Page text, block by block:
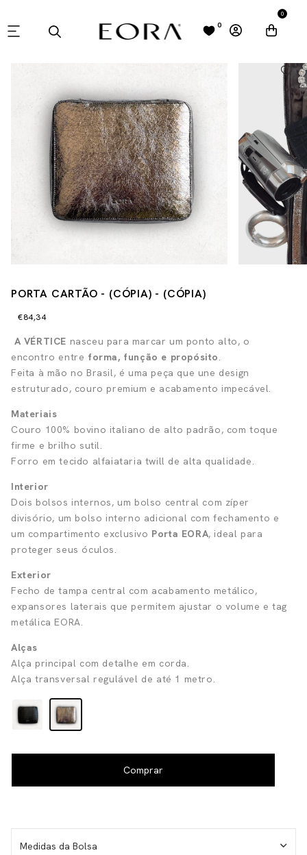
0
0
PORTA CARTÃO - (CÓPIA) - (CÓPIA)
€84,34
A VÉRTICE nasceu para marcar um ponto alto, o
encontro entre forma, função e propósito.
Feita à mão no Brasil, é uma peça que une design
estruturado, couro premium e acabamento impecável.
Materiais
Couro 100% bovino italiano de alto padrão, com toque
firme e brilho sutil.
Forro em tecido alfaiataria twill de alta qualidade.
Interior
Dois bolsos internos, um bolso central com zíper
divisório, um bolso interno adicional com fechamento e
um compartimento exclusivo Porta EORA, ideal para
proteger seus óculos.
Exterior
Fecho de tampa central com acabamento metálico,
expansores laterais que permitem ajustar o volume e tag
metálica EORA.
Alças
Alça principal com detalhe em corda.
Alça transversal regulável de até 1 metro.
Medidas da Bolsa